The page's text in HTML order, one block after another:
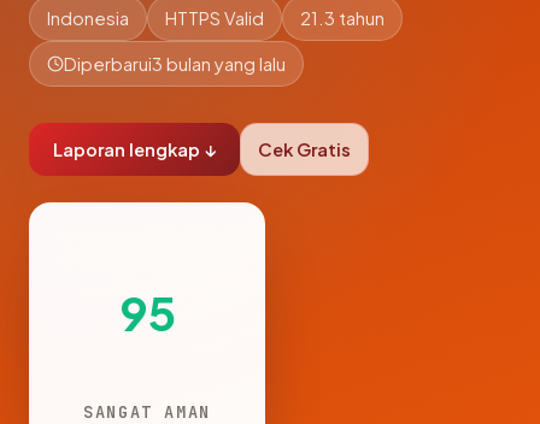
Indonesia HTTPS Valid 21.3 tahun
Diperbarui3 bulan yang lalu
Laporan lengkap ↓ Cek Gratis
95
SANGAT AMAN